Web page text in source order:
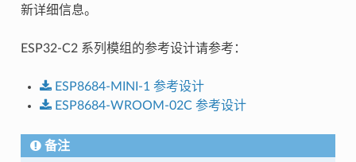
新详细信息。
ESP32-C2 系列模组的参考设计请参考：
ESP8684-MINI-1 参考设计
ESP8684-WROOM-02C 参考设计
备注